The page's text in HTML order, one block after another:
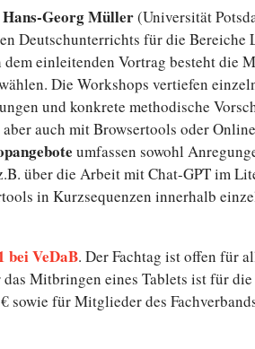
Georg Müller(Uni­ver­si­tät
Deutsch­un­ter­richts für die Be­rei­che
dem ein­lei­ten­den Vortrag besteht die
Die Work­shops ver­tie­fen
und kon­kre­te me­tho­di­sche
auch mit Brow­ser­tools oder
um­fas­sen sowohl
über die Arbeit mit Chat-GPT im
in Kurz­se­quen­zen in­ner­halb
bei VeDaB. Der Fachtag ist offen für
Mit­brin­gen eines Tablets ist für
sowie für Mit­glie­der des